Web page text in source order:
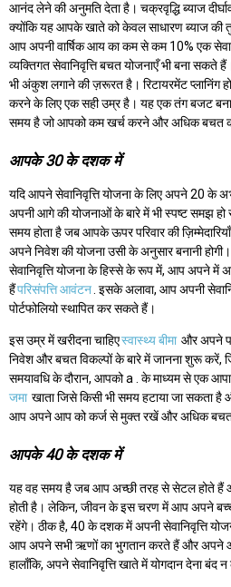
आनंद लेने की अनुमति देता है। चक्रवृद्धि ब्याज
क्योंकि यह आपके खाते को केवल साधारण ब्याज की
आप अपनी वार्षिक आय का कम से कम 10% एक
व्यक्तिगत सेवानिवृत्ति बचत योजनाएँ भी बना
भी अंकुश लगाने की ज़रूरत है। रिटायरमेंट प्लानिंग
करने के लिए एक सही उम्र है। यह एक तंग बजट
समय है जो आपको कम खर्च करने और अधिक बचत
आपके 30 के दशक में
यदि आपने सेवानिवृत्ति योजना के लिए अपने 20 के
अपनी आगे की योजनाओं के बारे में भी स्पष्ट समझ
समय होता है जब आपके ऊपर परिवार की
अपने निवेश की योजना उसी के अनुसार बनानी
सेवानिवृत्ति योजना के हिस्से के रूप में, आप अपने में
हैंपरिसंपत्ति आवंटन . इसके अलावा, आप अपनी
पोर्टफोलियो स्थापित कर सकते हैं।
इस उम्र में खरीदना चाहिएस्वास्थ्य बीमा और अपने
निवेश और बचत विकल्पों के बारे में जानना शुरू
समयावधि के दौरान, आपको a . के माध्यम से एक
जमा खाता जिसे किसी भी समय हटाया जा सकता
आप अपने आप को कर्ज से मुक्त रखें और अधिक
आपके 40 के दशक में
यह वह समय है जब आप अच्छी तरह से सेटल होते हैं
होती है। लेकिन, जीवन के इस चरण में आप अपने
रहेंगे। ठीक है, 40 के दशक में अपनी सेवानिवृत्ति
आप अपने सभी ऋणों का भुगतान करते हैं और अपने
हालाँकि, अपने सेवानिवृत्ति खाते में योगदान देना बंद